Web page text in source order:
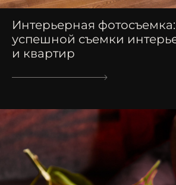
Интерьерная
успешной съемки
и квартир